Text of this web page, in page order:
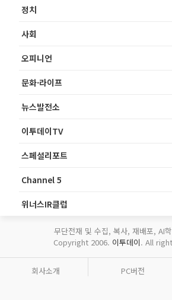
정치
사회
오피니언
문화·라이프
뉴스발전소
이투데이TV
스페셜리포트
Channel 5
위너스IR클럽
무단전재 및 수집, 복사, 재배포, AI
Copyright 2006. 이투데이. All
회사소개 PC버전